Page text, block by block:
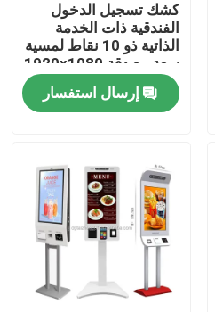
كشك تسجيل الدخول
الفندقية ذات الخدمة
الذاتية ذو 10 نقاط لمسية
سعة مع دقة 1920x1080
وتصميم الوقوف على
الأرض إرسال استفسار